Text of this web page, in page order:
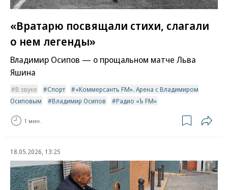
«Вратарю посвящали стихи, слагали
о нем легенды»
Владимир Осипов — о прощальном матче Льва
Яшина
В звуке Спорт
«Коммерсантъ FM». Арена с Владимиром
Осиповым
Владимир Осипов Радио «Ъ FM»
1 мин.
18.05.2026, 13:25